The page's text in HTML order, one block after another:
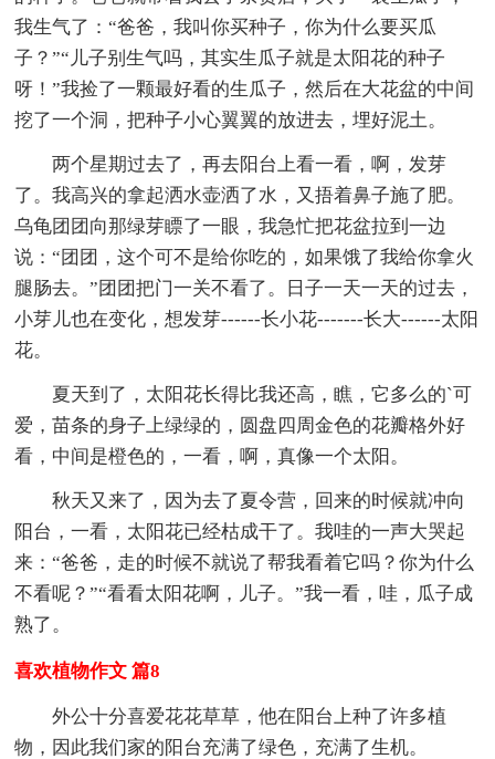
我生气了：“爸爸，我叫你买种子，你为什么要买瓜
子？”“儿子别生气吗，其实生瓜子就是太阳花的种子
呀！”我捡了一颗最好看的生瓜子，然后在大花盆的中间
挖了一个洞，把种子小心翼翼的放进去，埋好泥土。
两个星期过去了，再去阳台上看一看，啊，发芽
了。我高兴的拿起洒水壶洒了水，又捂着鼻子施了肥。
乌龟团团向那绿芽瞟了一眼，我急忙把花盆拉到一边
说：“团团，这个可不是给你吃的，如果饿了我给你拿火
腿肠去。”团团把门一关不看了。日子一天一天的过去，
小芽儿也在变化，想发芽------长小花-------长大------太阳
花。
夏天到了，太阳花长得比我还高，瞧，它多么的`可
爱，苗条的身子上绿绿的，圆盘四周金色的花瓣格外好
看，中间是橙色的，一看，啊，真像一个太阳。
秋天又来了，因为去了夏令营，回来的时候就冲向
阳台，一看，太阳花已经枯成干了。我哇的一声大哭起
来：“爸爸，走的时候不就说了帮我看着它吗？你为什么
不看呢？”“看看太阳花啊，儿子。”我一看，哇，瓜子成
熟了。
喜欢植物作文 篇8
外公十分喜爱花花草草，他在阳台上种了许多植
物，因此我们家的阳台充满了绿色，充满了生机。